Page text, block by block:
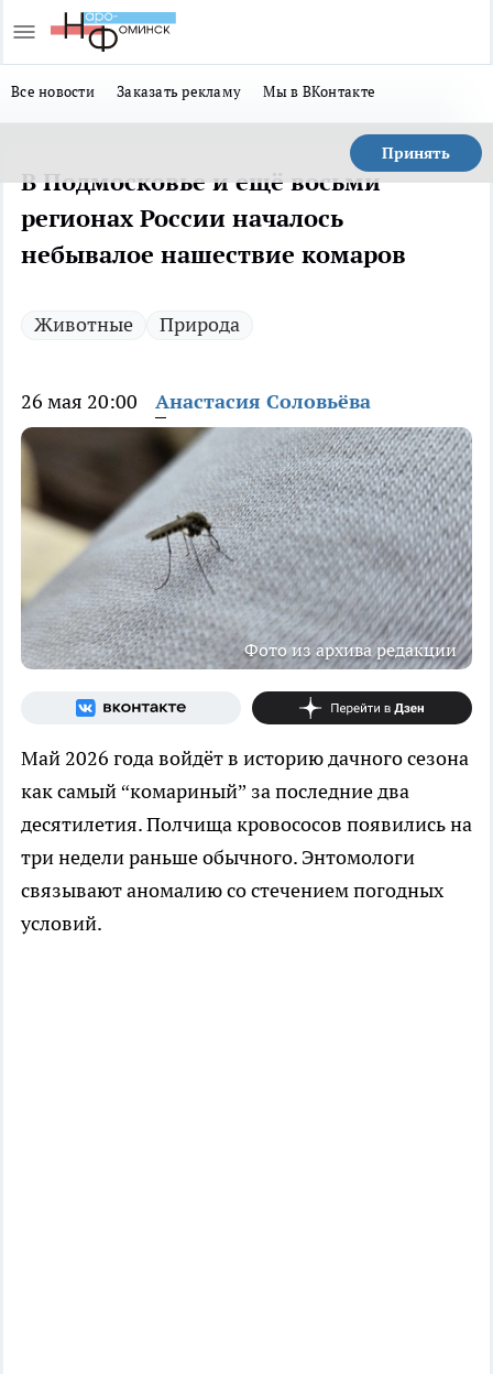
Все новости Заказать рекламу Мы в ВКонтакте
Принять
В Подмосковье и ещё восьми
регионах России началось
небывалое нашествие комаров
Животные Природа
26 мая 20:00 Анастасия Соловьёва
Фото из архива редакции
Май 2026 года войдёт в историю дачного сезона
как самый “комариный” за последние два
десятилетия. Полчища кровососов появились на
три недели раньше обычного. Энтомологи
связывают аномалию со стечением погодных
условий.